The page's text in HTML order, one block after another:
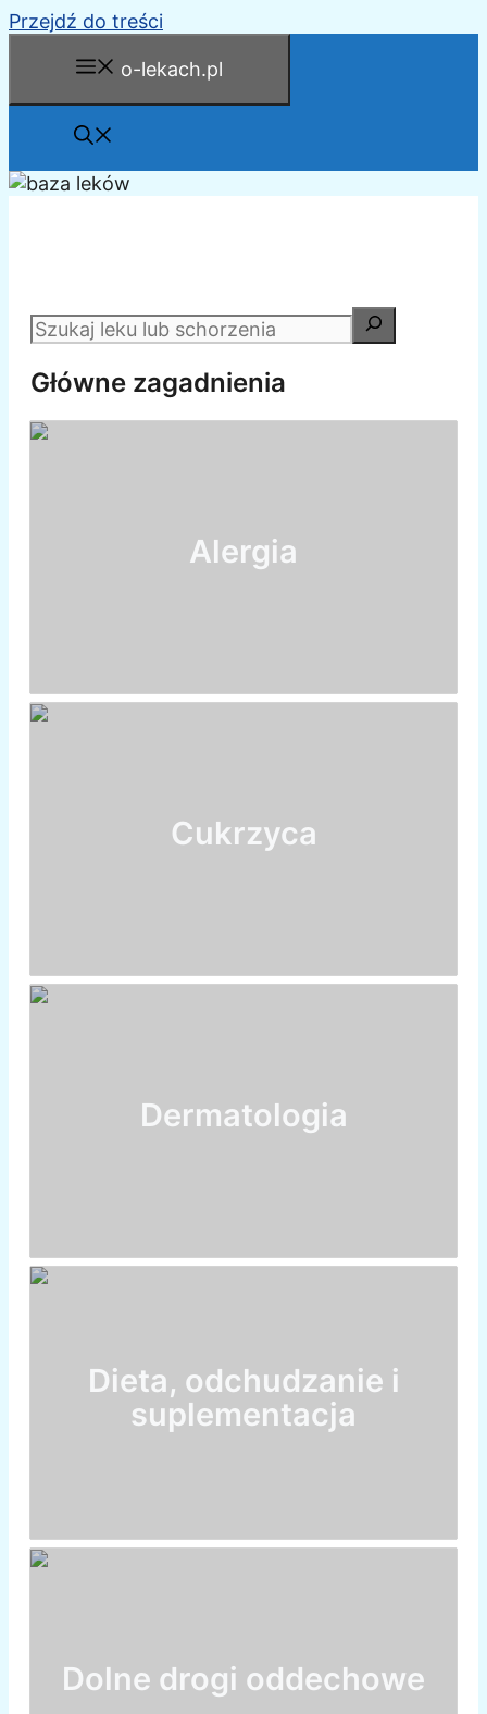
Przejdź do treści
o-lekach.pl
Główne zagadnienia
Alergia
Cukrzyca
Dermatologia
Dieta, odchudzanie i
suplementacja
Dolne drogi oddechowe